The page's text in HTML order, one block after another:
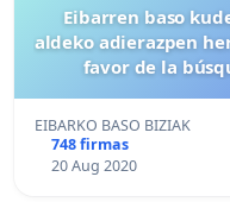
Eibarren baso
aldeko adierazpen
favor de la
EIBARKO BASO BIZIAK
748 firmas
20 Aug 2020